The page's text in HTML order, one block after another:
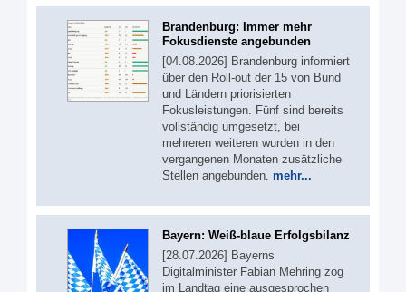
Brandenburg: Immer mehr
Fokusdienste angebunden
[04.08.2026] Brandenburg informiert
über den Roll-out der 15 von Bund
und Ländern priorisierten
Fokusleistungen. Fünf sind bereits
vollständig umgesetzt, bei
mehreren weiteren wurden in den
vergangenen Monaten zusätzliche
Stellen angebunden. mehr...
Bayern: Weiß-blaue Erfolgsbilanz
[28.07.2026] Bayerns
Digitalminister Fabian Mehring zog
im Landtag eine ausgesprochen